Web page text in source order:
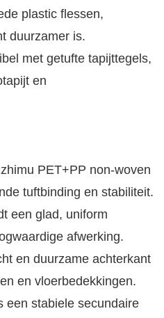
plastic flessen,
duurzamer is.
met getufte tapijttegels,
en
PET+PP non-woven
tuftbinding en stabiliteit.
een glad, uniform
afwerking.
en duurzame achterkant
en vloerbedekkingen.
een stabiele secundaire